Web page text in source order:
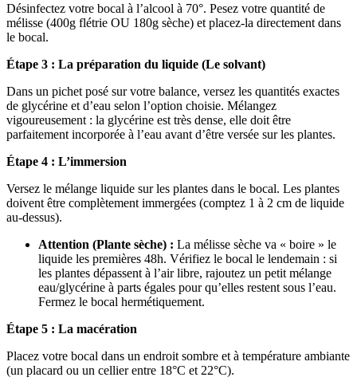
Désinfectez votre bocal à l’alcool à 70°. Pesez votre quantité de
mélisse (400g flétrie OU 180g sèche) et placez-la directement dans
le bocal.
Étape 3 : La préparation du liquide (Le solvant)
Dans un pichet posé sur votre balance, versez les quantités exactes
de glycérine et d’eau selon l’option choisie. Mélangez
vigoureusement : la glycérine est très dense, elle doit être
parfaitement incorporée à l’eau avant d’être versée sur les plantes.
Étape 4 : L’immersion
Versez le mélange liquide sur les plantes dans le bocal. Les plantes
doivent être complètement immergées (comptez 1 à 2 cm de liquide
au-dessus).
Attention (Plante sèche) : La mélisse sèche va « boire » le
liquide les premières 48h. Vérifiez le bocal le lendemain : si
les plantes dépassent à l’air libre, rajoutez un petit mélange
eau/glycérine à parts égales pour qu’elles restent sous l’eau.
Fermez le bocal hermétiquement.
Étape 5 : La macération
Placez votre bocal dans un endroit sombre et à température ambiante
(un placard ou un cellier entre 18°C et 22°C).